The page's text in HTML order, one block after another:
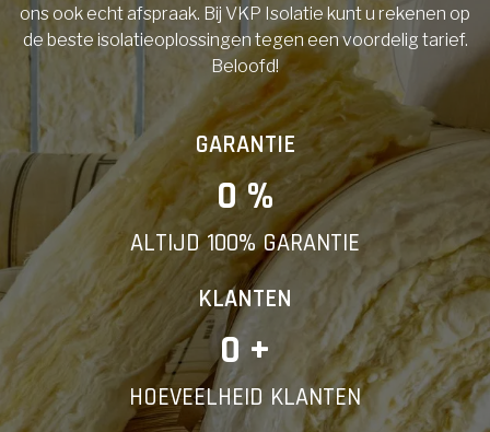
ons ook echt afspraak. Bij VKP Isolatie kunt u rekenen op
de beste isolatieoplossingen tegen een voordelig tarief.
Beloofd!
GARANTIE
0 %
ALTIJD 100% GARANTIE
KLANTEN
0 +
HOEVEELHEID KLANTEN